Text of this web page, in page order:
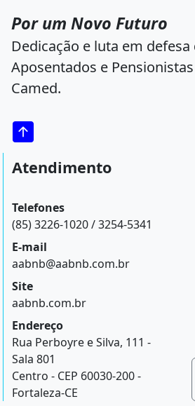
Por um Novo Futuro
Dedicação e luta em
Aposentados e
Camed.
Atendimento
Telefones
(85) 3226-1020 / 3254-5341
E-mail
aabnb@aabnb.com.br
Site
aabnb.com.br
Endereço
Rua Perboyre e Silva, 111 -
Sala 801
Centro - CEP 60030-200 -
Fortaleza-CE